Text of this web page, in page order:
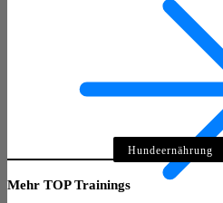
Hundeernährung
Mehr TOP Trainings